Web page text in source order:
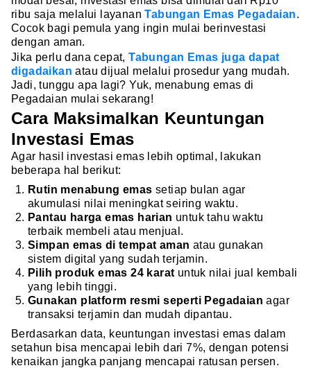
ribu saja melalui layananTabungan Emas Pegadaian.
Cocok bagi pemula yang ingin mulai berinvestasi
dengan aman.
Jika perlu dana cepat,Tabungan Emas juga dapat
digadaikan atau dijual melalui prosedur yang mudah.
Jadi, tunggu apa lagi? Yuk, menabung emas di
Pegadaian mulai sekarang!
Cara Maksimalkan Keuntungan
Investasi Emas
Agar hasil investasi emas lebih optimal, lakukan
beberapa hal berikut:
Rutin menabung emas setiap bulan agar
akumulasi nilai meningkat seiring waktu.
Pantau harga emas harian untuk tahu waktu
terbaik membeli atau menjual.
Simpan emas di tempat aman atau gunakan
sistem digital yang sudah terjamin.
Pilih produk emas 24 karat untuk nilai jual kembali
yang lebih tinggi.
Gunakan platform resmi seperti Pegadaian agar
transaksi terjamin dan mudah dipantau.
Berdasarkan data, keuntungan investasi emas dalam
setahun bisa mencapai lebih dari 7%, dengan potensi
kenaikan jangka panjang mencapai ratusan persen.